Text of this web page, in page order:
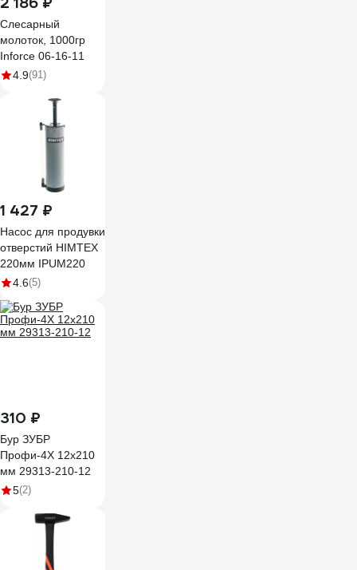
Слесарный
молоток, 1000гр
Inforce 06-16-11
4.9(91)
1 427 ₽
Насос для продувки
отверстий HIMTEX
220мм IPUM220
4.6(5)
310 ₽
Бур ЗУБР
Профи-4Х 12x210
мм 29313-210-12
5(2)